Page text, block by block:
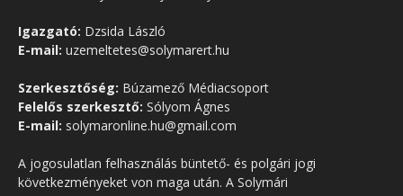
Igazgató: Dzsida László
E-mail: uzemeltetes@solymarert.hu
Szerkesztőség: Búzamező Médiacsoport
Felelős szerkesztő: Sólyom Ágnes
E-mail: solymaronline.hu@gmail.com
A jogosulatlan felhasználás büntető- és polgári jogi
következményeket von maga után. A Solymári